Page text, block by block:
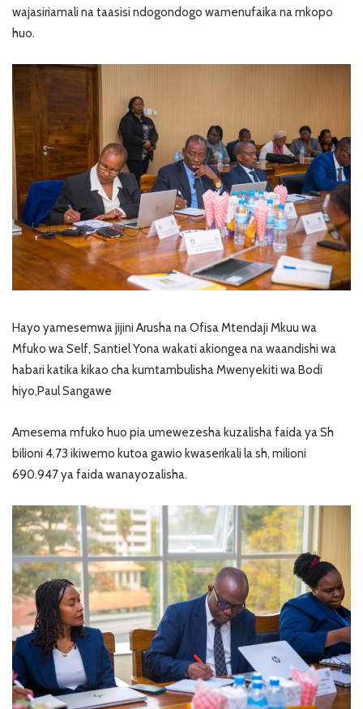
wajasiriamali na taasisi ndogondogo wamenufaika na mkopo
huo.
Hayo yamesemwa jijini Arusha na Ofisa Mtendaji Mkuu wa
Mfuko wa Self, Santiel Yona wakati akiongea na waandishi wa
habari katika kikao cha kumtambulisha Mwenyekiti wa Bodi
hiyo,Paul Sangawe
Amesema mfuko huo pia umewezesha kuzalisha faida ya Sh
bilioni 4.73 ikiwemo kutoa gawio kwaserikali la sh, milioni
690.947 ya faida wanayozalisha.